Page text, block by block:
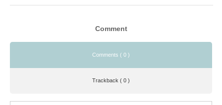
Comment
Comments ( 0 )
Trackback ( 0 )